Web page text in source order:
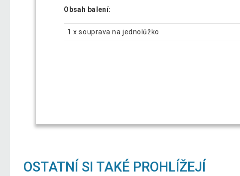
Obsah balení:
1 x souprava na jednolůžko
OSTATNÍ SI TAKÉ PROHLÍŽEJÍ